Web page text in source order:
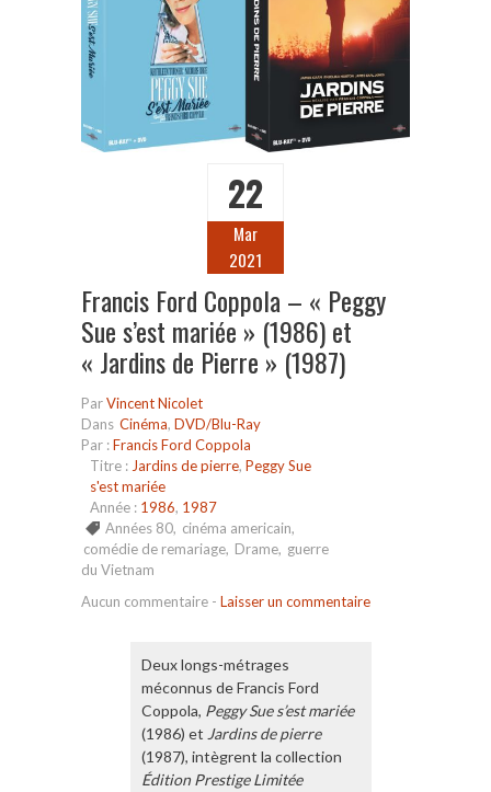
22
Mar
2021
Francis Ford Coppola – « Peggy
Sue s’est mariée » (1986) et
« Jardins de Pierre » (1987)
ParVincent Nicolet
Dans Cinéma, DVD/Blu-Ray
Par :Francis Ford Coppola
Titre : Jardins de pierre, Peggy Sue
s'est mariée
Année : 1986, 1987
Années 80, cinéma americain,
comédie de remariage, Drame, guerre
du Vietnam
Aucun commentaire - Laisser un commentaire
Deux longs-métrages
méconnus de Francis Ford
Coppola, Peggy Sue s’est mariée
(1986) et Jardins de pierre
(1987), intègrent la collection
Édition Prestige Limitée